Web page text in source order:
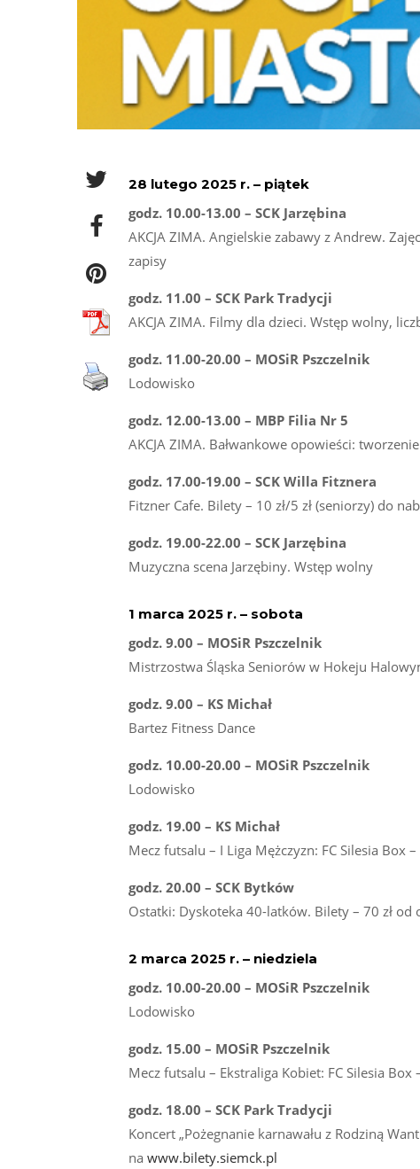
28 lutego 2025 r. – piątek
godz. 10.00-13.00 – SCK Jarzębina
AKCJA ZIMA. Angielskie zabawy z Andrew.
zapisy
godz. 11.00 – SCK Park Tradycji
AKCJA ZIMA. Filmy dla dzieci. Wstęp wolny,
godz. 11.00-20.00 – MOSiR Pszczelnik
Lodowisko
godz. 12.00-13.00 – MBP Filia Nr 5
AKCJA ZIMA. Bałwankowe opowieści:
godz. 17.00-19.00 – SCK Willa Fitznera
Fitzner Cafe. Bilety – 10 zł/5 zł (seniorzy) do
godz. 19.00-22.00 – SCK Jarzębina
Muzyczna scena Jarzębiny. Wstęp wolny
1 marca 2025 r. – sobota
godz. 9.00 – MOSiR Pszczelnik
Mistrzostwa Śląska Seniorów w Hokeju
godz. 9.00 – KS Michał
Bartez Fitness Dance
godz. 10.00-20.00 – MOSiR Pszczelnik
Lodowisko
godz. 19.00 – KS Michał
Mecz futsalu – I Liga Mężczyzn: FC Silesia Box
godz. 20.00 – SCK Bytków
Ostatki: Dyskoteka 40-latków. Bilety – 70 zł od
2 marca 2025 r. – niedziela
godz. 10.00-20.00 – MOSiR Pszczelnik
Lodowisko
godz. 15.00 – MOSiR Pszczelnik
Mecz futsalu – Ekstraliga Kobiet: FC Silesia Box
godz. 18.00 – SCK Park Tradycji
Koncert „Pożegnanie karnawału z Rodziną
na www.bilety.siemck.pl